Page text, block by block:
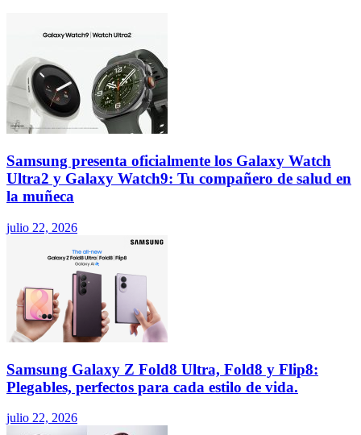
Samsung presenta oficialmente los Galaxy Watch
Ultra2 y Galaxy Watch9: Tu compañero de salud en
la muñeca
julio 22, 2026
Samsung Galaxy Z Fold8 Ultra, Fold8 y Flip8:
Plegables, perfectos para cada estilo de vida.
julio 22, 2026